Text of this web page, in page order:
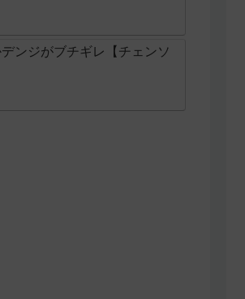
ンジがブチギレ【チェンソ